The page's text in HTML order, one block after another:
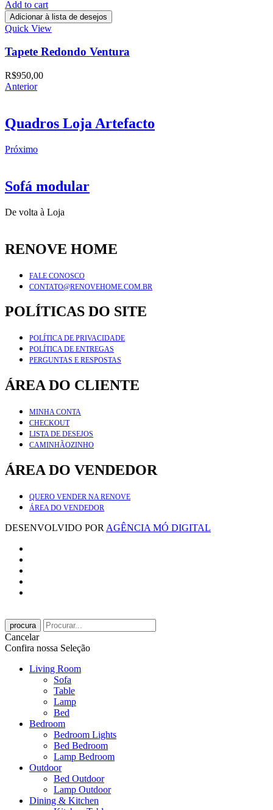
Add to cart
Adicionar à lista de desejos
Quick View
Tapete Redondo Ventura
R$950,00
Anterior
Quadros Loja Artefacto
Próximo
Sofá modular
De volta à Loja
RENOVE HOME
FALE CONOSCO
CONTATO@RENOVEHOME.COM.BR
POLÍTICAS DO SITE
POLÍTICA DE PRIVACIDADE
POLÍTICA DE ENTREGAS
PERGUNTAS E RESPOSTAS
ÁREA DO CLIENTE
MINHA CONTA
CHECKOUT
LISTA DE DESEJOS
CAMINHÃOZINHO
ÁREA DO VENDEDOR
QUERO VENDER NA RENOVE
ÁREA DO VENDEDOR
DESENVOLVIDO POR AGÊNCIA MÓ DIGITAL
procura
Cancelar
Confira nossa Seleção
Living Room
Sofa
Table
Lamp
Bed
Bedroom
Bedroom Lights
Bed Bedroom
Lamp Bedroom
Outdoor
Bed Outdoor
Lamp Outdoor
Dining & Kitchen